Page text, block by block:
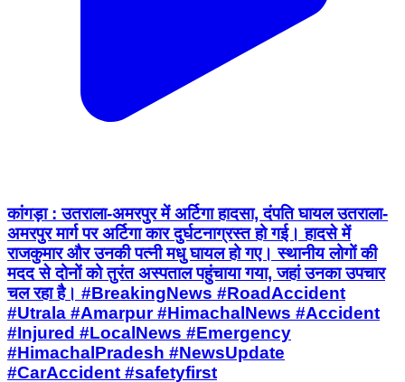
कांगड़ा : उतराला-अमरपुर में अर्टिगा हादसा, दंपति घायल उतराला-
अमरपुर मार्ग पर अर्टिगा कार दुर्घटनाग्रस्त हो गई। हादसे में
राजकुमार और उनकी पत्नी मधु घायल हो गए। स्थानीय लोगों की
मदद से दोनों को तुरंत अस्पताल पहुंचाया गया, जहां उनका उपचार
चल रहा है। #BreakingNews #RoadAccident
#Utrala #Amarpur #HimachalNews #Accident
#Injured #LocalNews #Emergency
#HimachalPradesh #NewsUpdate
#CarAccident #safetyfirst